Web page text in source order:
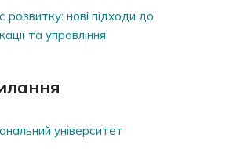
розвитку: нові підходи до
та управління
університет